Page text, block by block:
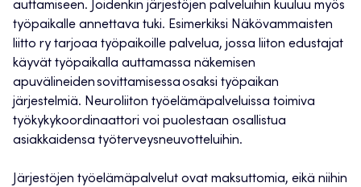
auttamiseen. Joidenkin järjestöjen palveluihin kuuluu myös
työpaikalle annettava tuki. Esimerkiksi Näkövammaisten
liitto ry tarjoaa työpaikoille palvelua, jossa liiton edustajat
käyvät työpaikalla auttamassa näkemisen
apuvälineiden sovittamisessa osaksi työpaikan
järjestelmiä. Neuroliiton työelämäpalveluissa toimiva
työkykykoordinaattori voi puolestaan osallistua
asiakkaidensa työterveysneuvotteluihin.
Järjestöjen työelämäpalvelut ovat maksuttomia, eikä niihin